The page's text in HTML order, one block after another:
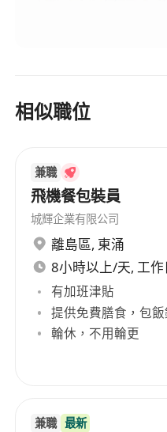
遍及全球過百城市。 中原地產於香港的分行規模亦
相似職位
兼職
飛機餐包裝員
城輝企業有限公司
離島區, 東涌
8小時以上/天, 工
有加班津貼
提供免費膳食，包飯
輪休，不用輪更
兼職 最新